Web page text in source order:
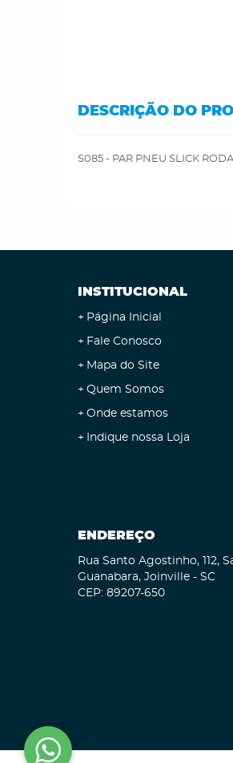
DESCRIÇÃO DO
S085 - PAR PNEU SLICK
INSTITUCIONAL
Página Inicial
Fale Conosco
Mapa do Site
Quem Somos
Onde estamos
Indique nossa Loja
ENDEREÇO
Rua Santo Agostinho, 112,
Guanabara, Joinville - SC
CEP: 89207-650